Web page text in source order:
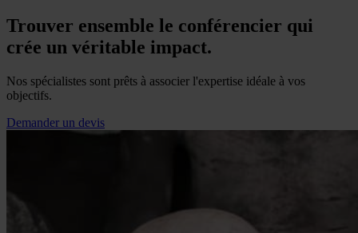
Trouver ensemble le conférencier qui
crée un véritable impact.
Nos spécialistes sont prêts à associer l'expertise idéale à vos
objectifs.
Demander un devis